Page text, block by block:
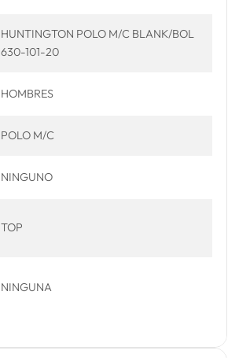
HUNTINGTON POLO M/C BLANK/BOL
630-101-20
HOMBRES
POLO M/C
NINGUNO
TOP
NINGUNA